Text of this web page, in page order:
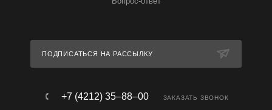
ПОДПИСАТЬСЯ НА РАССЫЛКУ
+7 (4212) 35‒88‒00 ЗАКАЗАТЬ ЗВОНОК